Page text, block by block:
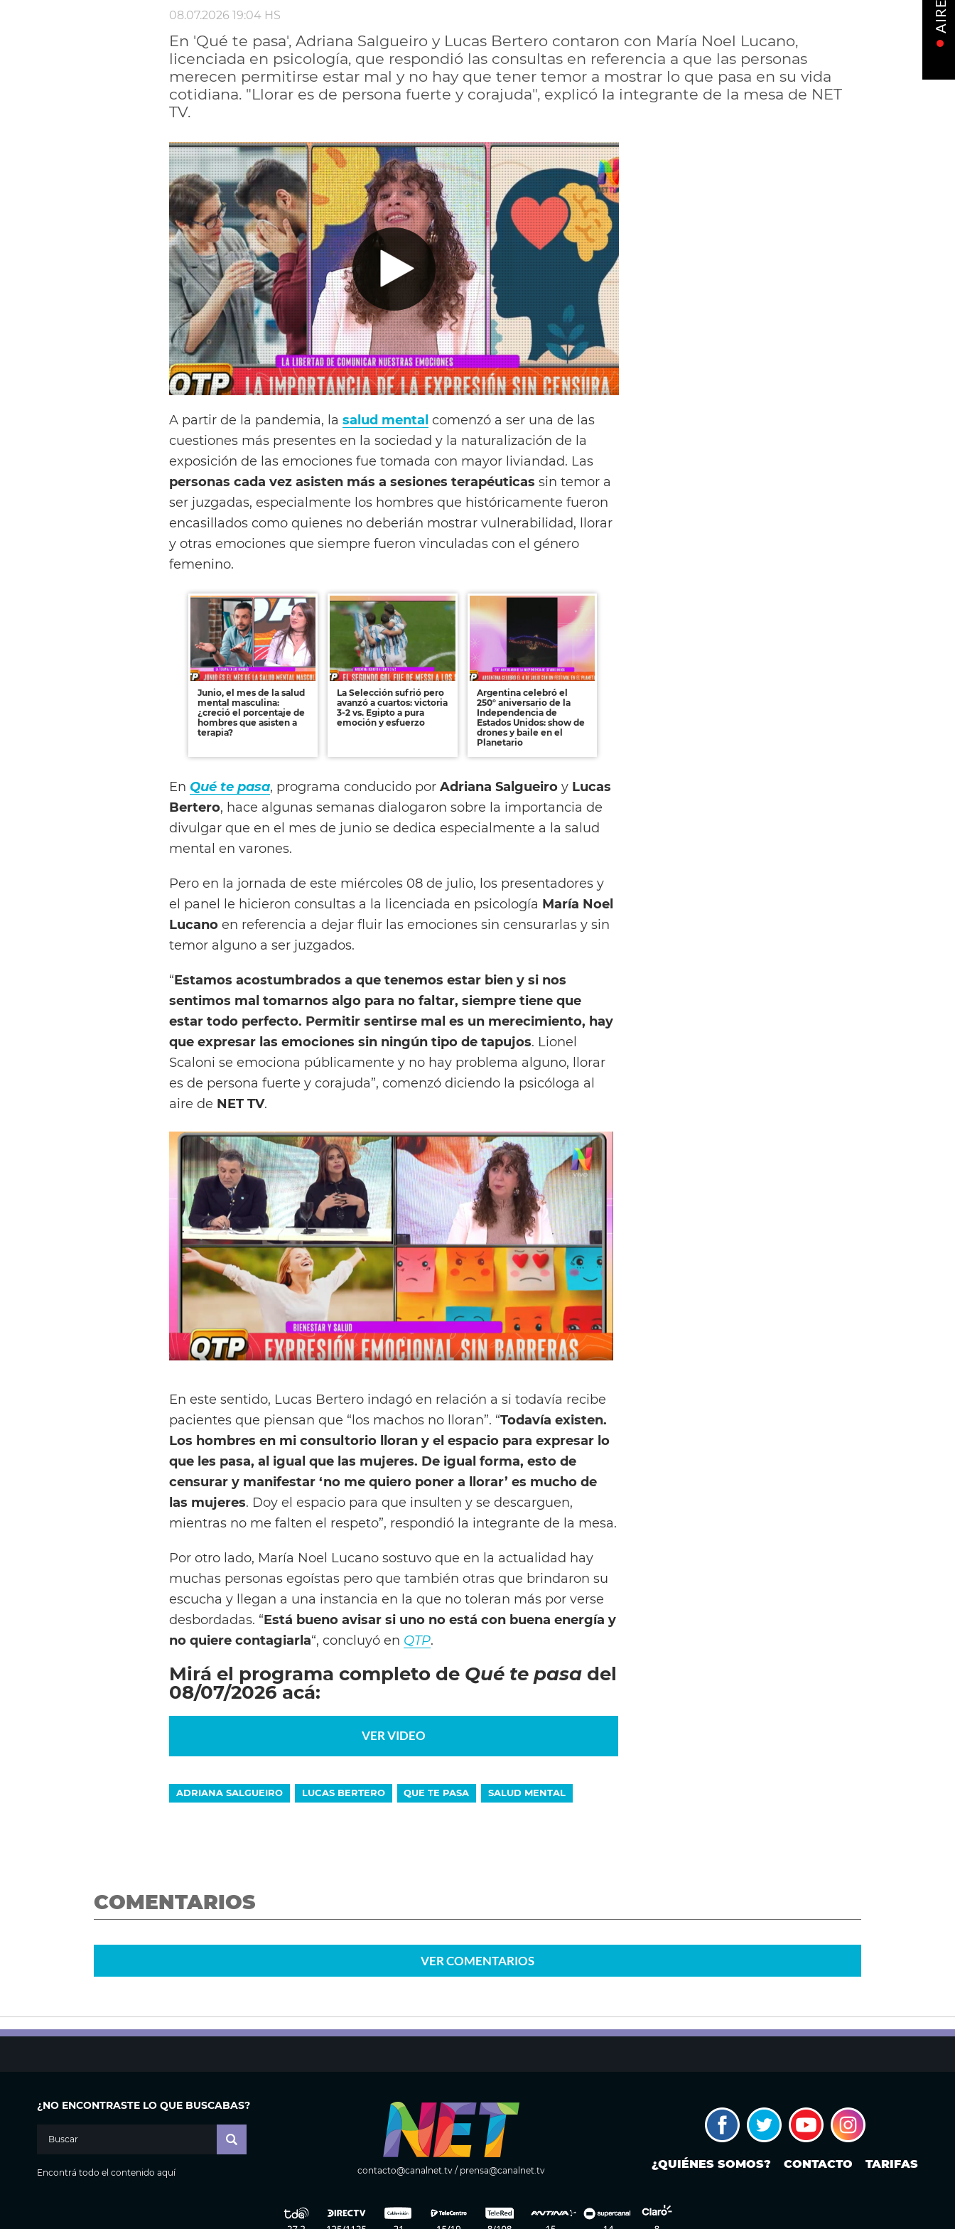
08.07.2026 19:04 HS
En 'Qué te pasa', Adriana Salgueiro y Lucas Bertero contaron con María Noel Lucano,
licenciada en psicología, que respondió las consultas en referencia a que las personas
merecen permitirse estar mal y no hay que tener temor a mostrar lo que pasa en su vida
cotidiana. "Llorar es de persona fuerte y corajuda", explicó la integrante de la mesa de NET
TV.
A partir de la pandemia, la salud mental comenzó a ser una de las
cuestiones más presentes en la sociedad y la naturalización de la
exposición de las emociones fue tomada con mayor liviandad. Las
personas cada vez asisten más a sesiones terapéuticas sin temor a
ser juzgadas, especialmente los hombres que históricamente fueron
encasillados como quienes no deberián mostrar vulnerabilidad, llorar
y otras emociones que siempre fueron vinculadas con el género
femenino.
Junio, el mes de la salud
mental masculina:
¿creció el porcentaje de
hombres que asisten a
terapia?
La Selección sufrió pero
avanzó a cuartos: victoria
3-2 vs. Egipto a pura
emoción y esfuerzo
Argentina celebró el
250° aniversario de la
Independencia de
Estados Unidos: show de
drones y baile en el
Planetario
En Qué te pasa, programa conducido por Adriana Salgueiro y Lucas
Bertero, hace algunas semanas dialogaron sobre la importancia de
divulgar que en el mes de junio se dedica especialmente a la salud
mental en varones.
Pero en la jornada de este miércoles 08 de julio, los presentadores y
el panel le hicieron consultas a la licenciada en psicología María Noel
Lucano en referencia a dejar fluir las emociones sin censurarlas y sin
temor alguno a ser juzgados.
“Estamos acostumbrados a que tenemos estar bien y si nos
sentimos mal tomarnos algo para no faltar, siempre tiene que
estar todo perfecto. Permitir sentirse mal es un merecimiento, hay
que expresar las emociones sin ningún tipo de tapujos. Lionel
Scaloni se emociona públicamente y no hay problema alguno, llorar
es de persona fuerte y corajuda”, comenzó diciendo la psicóloga al
aire de NET TV.
En este sentido, Lucas Bertero indagó en relación a si todavía recibe
pacientes que piensan que “los machos no lloran”. “Todavía existen.
Los hombres en mi consultorio lloran y el espacio para expresar lo
que les pasa, al igual que las mujeres. De igual forma, esto de
censurar y manifestar ‘no me quiero poner a llorar’ es mucho de
las mujeres. Doy el espacio para que insulten y se descarguen,
mientras no me falten el respeto”, respondió la integrante de la mesa.
Por otro lado, María Noel Lucano sostuvo que en la actualidad hay
muchas personas egoístas pero que también otras que brindaron su
escucha y llegan a una instancia en la que no toleran más por verse
desbordadas. “Está bueno avisar si uno no está con buena energía y
no quiere contagiarla“, concluyó en QTP.
Mirá el programa completo de Qué te pasa del
08/07/2026 acá:
VER VIDEO
ADRIANA SALGUEIRO LUCAS BERTERO QUE TE PASA SALUD MENTAL
COMENTARIOS
VERCOMENTARIOS
¿NO ENCONTRASTE LO QUE BUSCABAS?
Encontrá todo el contenido aquí contacto@canalnet.tv/ prensa@canalnet.tv ¿QUIÉNES SOMOS? CONTACTO TARIFAS
AIRE